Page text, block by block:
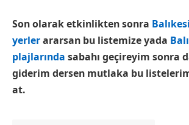
Son olarak etkinlikten sonra
yerlerararsan bu listemize yada
plajlarında sabahı geçireyim sonra
giderim dersen mutlaka bu
at.